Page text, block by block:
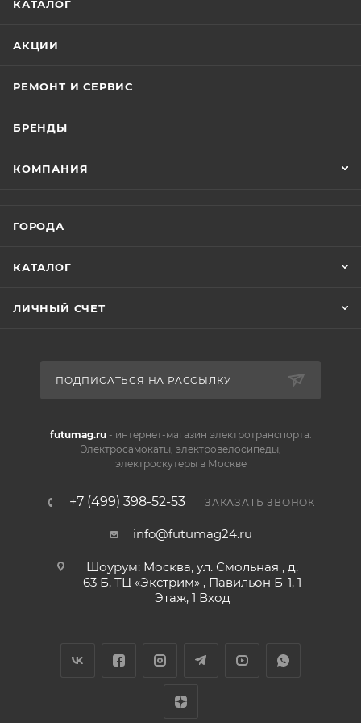
находящихся сзади участников движения.
движения по ровным дорогам города, но также
траве.
в электрическую, что позволяет увеличить
КАТАЛОГ
АКЦИИ
РЕМОНТ И СЕРВИС
БРЕНДЫ
КОМПАНИЯ
ГОРОДА
КАТАЛОГ
ЛИЧНЫЙ СЧЕТ
ПОДПИСАТЬСЯ НА РАССЫЛКУ
futumag.ru- интернет-магазин электротранспорта.
Электросамокаты, электровелосипеды,
электроскутеры в Москве
+7 (499) 398-52-53 ЗАКАЗАТЬ ЗВОНОК
info@futumag24.ru
Шоурум: Москва, ул. Смольная , д.
63 Б, ТЦ «Экстрим» , Павильон Б-1, 1
Этаж, 1 Вход